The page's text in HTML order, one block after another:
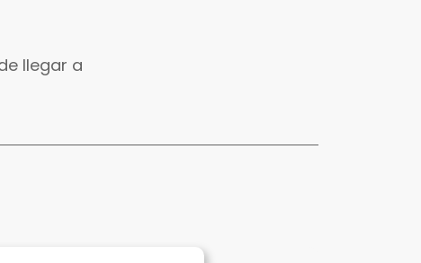
llegar a